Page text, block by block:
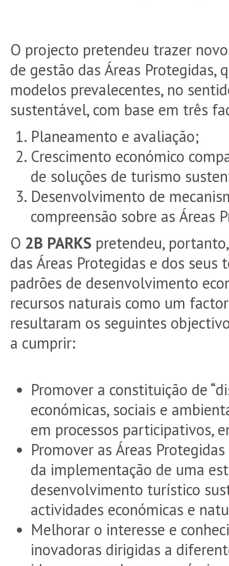
O projecto pretendeu trazer
de gestão das Áreas Protegidas,
modelos prevalecentes, no
sustentável, com base em três
Planeamento e avaliação;
Crescimento económico
de soluções de turismo
Desenvolvimento de
compreensão sobre as Áreas
O 2B PARKS pretendeu,
das Áreas Protegidas e dos
padrões de desenvolvimento
recursos naturais como um
resultaram os seguintes
a cumprir:
Promover a constituição de
económicas, sociais e
em processos participativos,
Promover as Áreas
da implementação de uma
desenvolvimento turístico
actividades económicas e
Melhorar o interesse e
inovadoras dirigidas a